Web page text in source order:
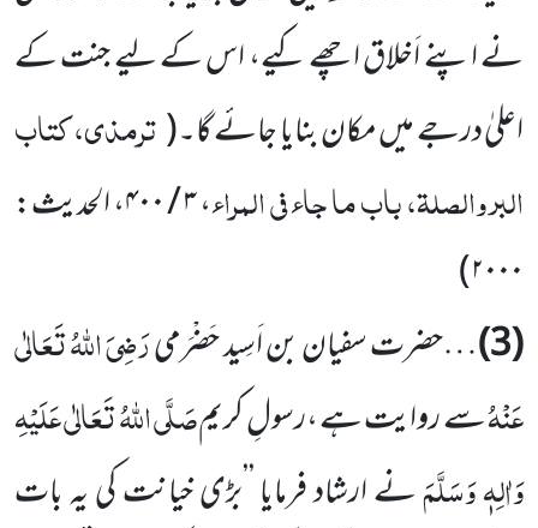
نے اپنے اَخلاق اچھے کیے، اس کے لیے جنت کے
اعلیٰ درجے میں مکان بنایا جائے گا۔(ترمذی، کتاب
البر والصلۃ، باب ما جاء فی المراء،۳ / ۴۰۰
، الحدیث:
۲۰۰۰)
(3) …حضرت سفیان بن اَسِید حَضْرَمیرَضِیَ اللّٰہُ تَعَالٰی
عَنْہُسے روایت ہے ،رسولِ کریمصَلَّی اللّٰہُ تَعَالٰی عَلَیْہِ
وَاٰلِہٖ وَسَلَّمَنے ارشاد فرمایا ’’بڑی خیانت کی یہ بات